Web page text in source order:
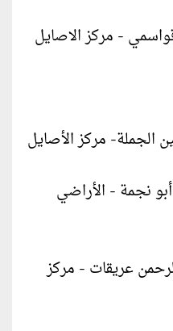
- مركز الاصايل
الجملة- مركز الأصايل
نجمة - الأراضي
عريقات - مركز